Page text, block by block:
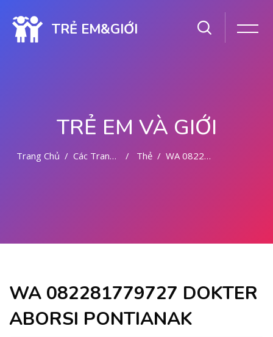
TRẺ EM&GIỚI
TRẺ EM VÀ GIỚI
Trang Chủ Các Trang Của Hệ Thống Thẻ WA 082281779727 DOKTER ABORSI PONTIANAK
WA 082281779727 DOKTER
ABORSI PONTIANAK